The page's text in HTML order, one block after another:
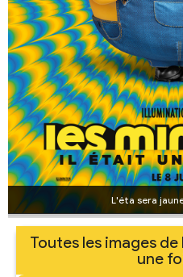
L'éta sera
Toutes les images
une